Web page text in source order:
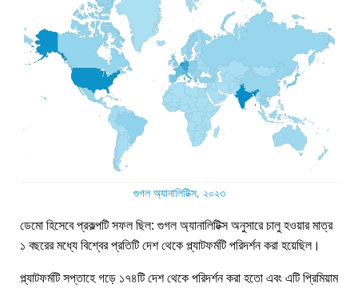
গুগল অ্যানালিটিক্স, ২০২৩
ডেমো হিসেবে প্রকল্পটি সফল ছিল: গুগল অ্যানালিটিক্স অনুসারে চালু হওয়ার মাত্র
১ বছরের মধ্যে বিশ্বের প্রতিটি দেশ থেকে প্ল্যাটফর্মটি পরিদর্শন করা হয়েছিল।
প্ল্যাটফর্মটি সপ্তাহে গড়ে ১৭৪টি দেশ থেকে পরিদর্শন করা হতো এবং এটি প্রিমিয়াম